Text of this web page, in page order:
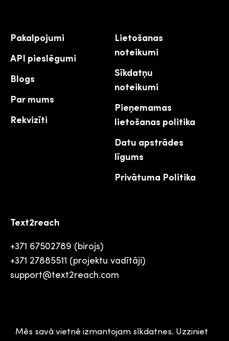
Pakalpojumi
API pieslēgumi
Blogs
Par mums
Rekvizīti
Lietošanas
noteikumi
Sīkdatņu
noteikumi
Pieņemamas
lietošanas politika
Datu apstrādes
līgums
Privātuma Politika
Text2reach
+371 67502789 (birojs)
+371 27885511 (projektu vadītāji)
support@text2reach.com
Mēs savā vietnē izmantojam sīkdatnes. Uzziniet